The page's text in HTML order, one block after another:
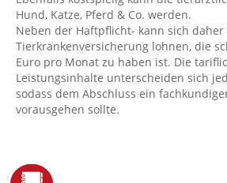
Hund, Katze, Pferd & Co. werden.
Neben der Haftpflicht- kann sich daher
Tierkrankenversicherung lohnen, die
Euro pro Monat zu haben ist. Die
Leistungsinhalte unterscheiden sich
sodass dem Abschluss ein
vorausgehen sollte.